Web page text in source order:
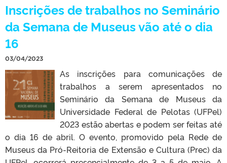
Inscrições de trabalhos no Seminário
da Semana de Museus vão até o dia
16
03/04/2023
As inscrições para comunicações de
trabalhos a serem apresentados no
Seminário da Semana de Museus da
Universidade Federal de Pelotas (UFPel)
2023 estão abertas e podem ser feitas até
o dia 16 de abril. O evento, promovido pela Rede de
Museus da Pró-Reitoria de Extensão e Cultura (Prec) da